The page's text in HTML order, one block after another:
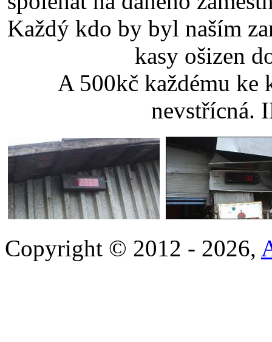
Každý kdo by byl naším
kasy ošizen
A 500kč každému ke
nevstřícná.
Copyright © 2012 - 2026,